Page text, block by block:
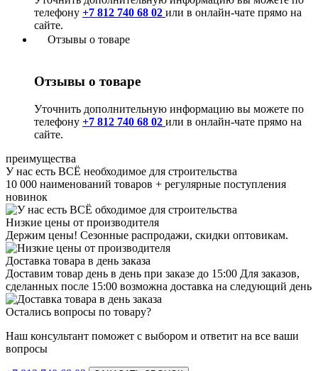
телефону +7 812 740 68 02 или в онлайн-чате прямо на
сайте.
Отзывы о товаре
Отзывы о товаре
Уточнить дополнительную информацию вы можете по
телефону +7 812 740 68 02 или в онлайн-чате прямо на
сайте.
преимущества
У нас есть ВСЁ необходимое для строительства
10 000 наименований товаров + регулярные поступления
новинок
Низкие цены от производителя
Держим цены! Сезонные распродажи, скидки оптовикам.
Доставка товара в день заказа
Доставим товар день в день при заказе до 15:00 Для заказов,
сделанных после 15:00 возможна доставка на следующий день
Остались вопросы по товару?
Наш консультант поможет с выбором и ответит на все ваши
вопросы